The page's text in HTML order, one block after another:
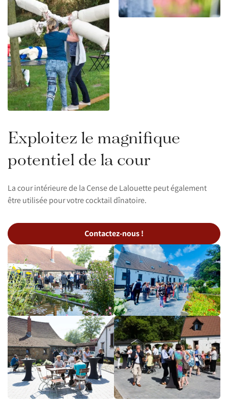
Exploitez le magnifique
potentiel de lacour
La cour intérieure de la Cense de Lalouette peut également
être utilisée pour votre cocktail dînatoire.
Contactez-nous !